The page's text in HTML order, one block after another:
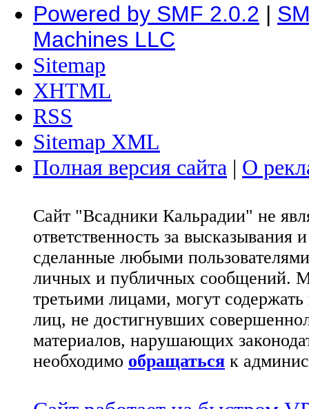
Powered by SMF 2.0.2 |
Machines LLC
Sitemap
XHTML
RSS
Sitemap XML
Полная версия сайта | О
Сайт "Всадники Кальрадии" не
ответственность за
сделанные любыми
личных и публичных сообщений.
третьими лицами, могут
лиц, не достигнувших
материалов, нарушающих
необходимо обращаться к